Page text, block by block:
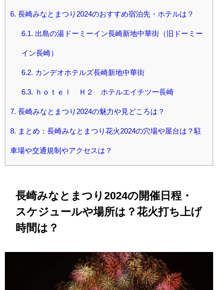
6. 長崎みなとまつり2024のおすすめ宿泊先・ホテルは？
6.1. 出島の湯ドーミーイン長崎新地中華街（旧ドーミー
イン長崎）
6.2. カンデオホテルズ長崎新地中華街
6.3. ｈｏｔｅｌ Ｈ２ ホテルエイチツー長崎
7. 長崎みなとまつり2024の魅力や見どころは？
8. まとめ：長崎みなとまつり花火2024の穴場や屋台は？駐
車場や交通規制やアクセスは？
長崎みなとまつり2024の開催日程・
スケジュールや場所は？花火打ち上げ
時間は？